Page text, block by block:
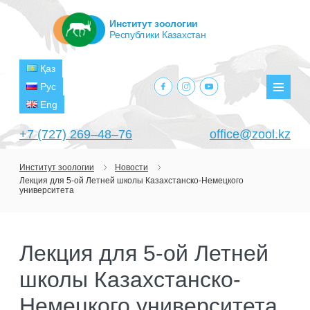
+7 (727) 269‒48‒76 office@zool.kz
Қаз
Рус
Eng
facebook.com
instagram.com
youtube.com
Институт зоологии
Республики Казахстан
ГЛАВНАЯ
РУКОВОДСТВО
СТРУКТУРА
ПОДРАЗДЕЛЕНИЯ
ЛАБОРАТОРИИ
НАУЧНО-ИССЛЕДОВАТЕЛЬСКИЕ
ПРОЕКТЫ
ТЕКУЩИЕ ПРОЕКТЫ
Институт зоологии
Новости
Лекция для 5-ой Летней школы Казахстанско-Немецкого
университета
Лекция для 5-ой Летней
школы Казахстанско-